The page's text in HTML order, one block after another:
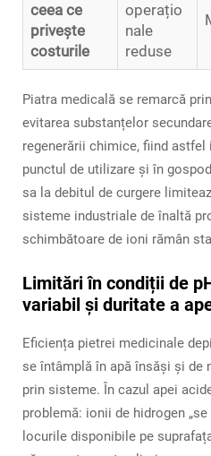
ceea ce
priveşte
costurile
operațio
nale
reduse
Piatra medicală se remarcă
evitarea substanțelor
regenerării chimice, fiind
punctul de utilizare și în
sa la debitul de curgere
sisteme industriale de înaltă
schimbătoare de ioni rămân
Limitări în condiții de
variabil și duritate a
Eficiența pietrei medicinale
se întâmplă în apă însăși și de
prin sisteme. În cazul apei
problemă: ionii de hidrogen
locurile disponibile pe